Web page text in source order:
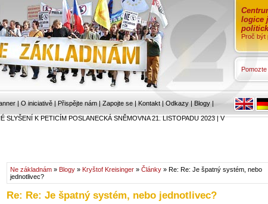
logice
Proč být
| O iniciativě | Přispějte nám | Zapojte se | Kontakt | Odkazy | Blogy |
SLYŠENÍ K PETICÍM POSLANECKÁ SNĚMOVNA 21. LISTOPADU 2023|V
Ne základnám » Blogy » Kryštof Kreisinger » Články » Re: Re: Je špatný systém, nebo
jednotlivec?
Re: Re: Je špatný systém, nebo jednotlivec?